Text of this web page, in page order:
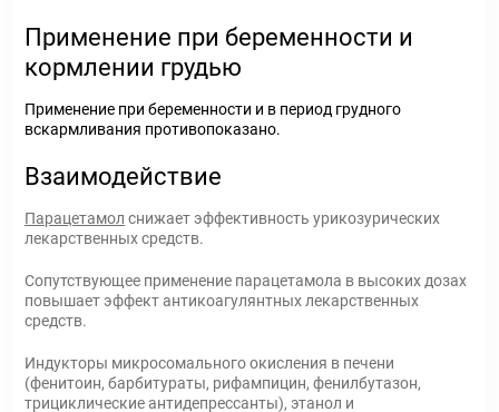
Применение при беременности и
кормлении грудью
Применение при беременности и в период грудного
вскармливания противопоказано.
Взаимодействие
Парацетамол снижает эффективность урикозурических
лекарственных средств.
Сопутствующее применение парацетамола в высоких дозах
повышает эффект антикоагулянтных лекарственных
средств.
Индукторы микросомального окисления в печени
(фенитоин, барбитураты, рифампицин, фенилбутазон,
трициклические антидепрессанты), этанол и